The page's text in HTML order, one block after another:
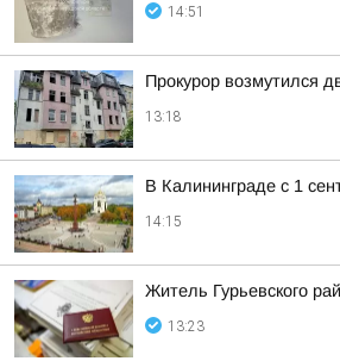
14:51
Прокурор возмутился
13:18
В Калининграде с 1
14:15
Житель Гурьевского
13:23